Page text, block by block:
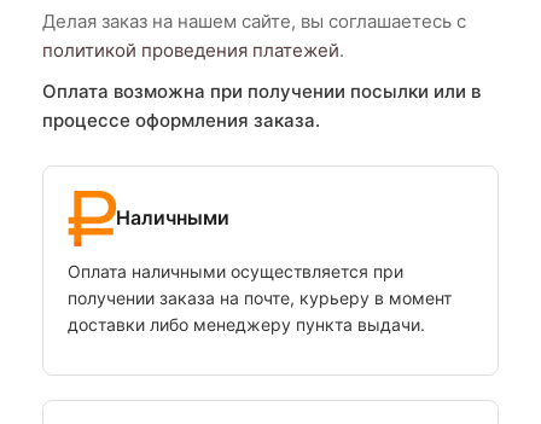
Делая заказ на нашем сайте, вы соглашаетесь с
политикой проведения платежей.
Оплата возможна при получении посылки или в
процессе оформления заказа.
Наличными
Оплата наличными осуществляется при
получении заказа на почте, курьеру в момент
доставки либо менеджеру пункта выдачи.